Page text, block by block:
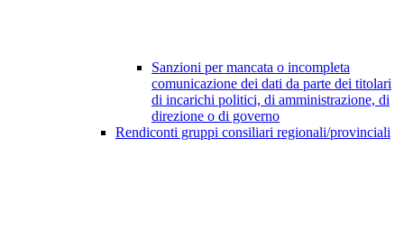
Sanzioni per mancata o incompleta
comunicazione dei dati da parte dei titolari
di incarichi politici, di amministrazione, di
direzione o di governo
Rendiconti gruppi consiliari regionali/provinciali